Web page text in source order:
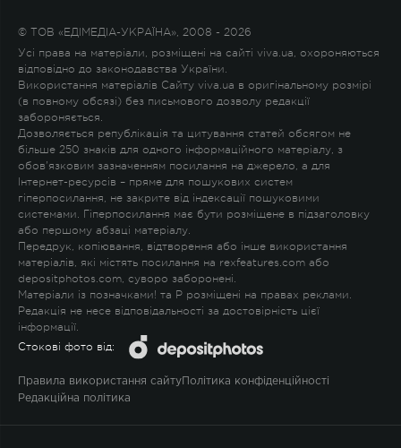
© ТОВ «ЕДІМЕДІА-УКРАЇНА», 2008 - 2026
Усі права на матеріали, розміщені на сайті viva.ua, охороняються
відповідно до законодавства України.
Використання матеріалів Сайту viva.ua в оригінальному розмірі
(в повному обсязі) без письмового дозволу редакції
забороняється.
Дозволяється републікація та цитування статей обсягом не
більше 250 знаків для одного інформаційного матеріалу, з
обов'язковим зазначенням посилання на джерело, а для
Інтернет-ресурсів – пряме для пошукових систем
гіперпосилання, не закрите від індексації пошуковими
системами. Гіперпосилання має бути розміщене в підзаголовку
або першому абзаці матеріалу.
Передрук, копіювання, відтворення або інше використання
матеріалів, які містять посилання на rexfeatures.com або
depositphotos.com, суворо заборонені.
Матеріали із позначками! та P розміщені на правах реклами.
Редакція не несе відповідальності за достовірність цієї
інформації.
Стокові фото від:
Правила використання сайту Політика конфіденційності
Редакційна політика